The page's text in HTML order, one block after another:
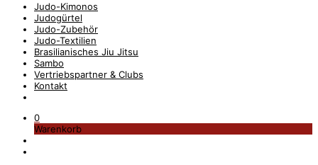
Judo-Kimonos
Judogürtel
Judo-Zubehör
Judo-Textilien
Brasilianisches Jiu Jitsu
Sambo
Vertriebspartner & Clubs
Kontakt
0
Warenkorb